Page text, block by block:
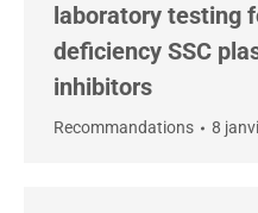
laboratory testing
deficiency SSC
inhibitors
Recommandations 8